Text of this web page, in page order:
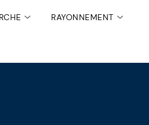
RAYONNEMENT